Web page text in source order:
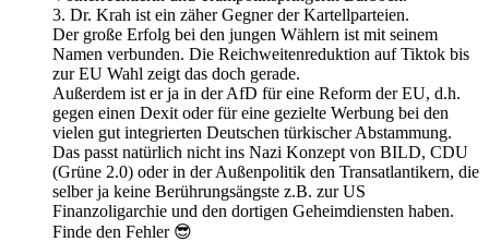
3. Dr. Krah ist ein zäher Gegner der Kartellparteien.
Der große Erfolg bei den jungen Wählern ist mit seinem
Namen verbunden. Die Reichweitenreduktion auf Tiktok bis
zur EU Wahl zeigt das doch gerade.
Außerdem ist er ja in der AfD für eine Reform der EU, d.h.
gegen einen Dexit oder für eine gezielte Werbung bei den
vielen gut integrierten Deutschen türkischer Abstammung.
Das passt natürlich nicht ins Nazi Konzept von BILD, CDU
(Grüne 2.0) oder in der Außenpolitik den Transatlantikern, die
selber ja keine Berührungsängste z.B. zur US
Finanzoligarchie und den dortigen Geheimdiensten haben.
Finde den Fehler 😎